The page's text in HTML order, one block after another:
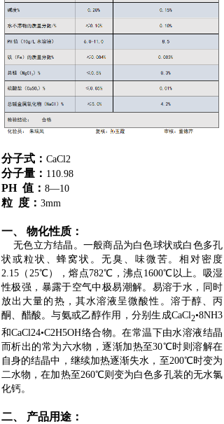
分子式： CaCl2
分子量： 110.98
PH 值： 8—10
粒 度： 3mm
一、 物化性质：
无色立方结晶。一般商品为白色球状或白色多孔
状或粒状、蜂窝状。无臭、味微苦。相对密度
2.15（25℃），熔点782℃，沸点1600℃以上。吸湿
性极强，暴露于空气中极易潮解。易溶于水，同时
放出大量的热，其水溶液呈微酸性。溶于醇、丙
酮、醋酸。与氨或乙醇作用，分别生成CaCl2•8NH3
和CaCl24•C2H5OH络合物。在常温下由水溶液结晶
而析出的常为六水物，逐渐加热至30℃时则溶解在
自身的结晶中，继续加热逐渐失水，至200℃时变为
二水物，在加热至260℃则变为白色多孔装的无水氯
化钙。
二、 产品用途：